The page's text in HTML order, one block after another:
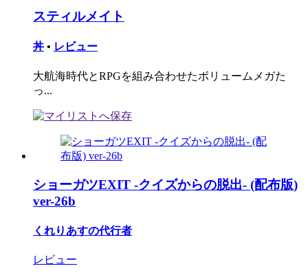
スティルメイト
丼 • レビュー
大航海時代とRPGを組み合わせたボリュームメガた
っ...
ショーガツEXIT -クイズからの脱出- (配布版)
ver-26b
くれりあすの代行者
レビュー